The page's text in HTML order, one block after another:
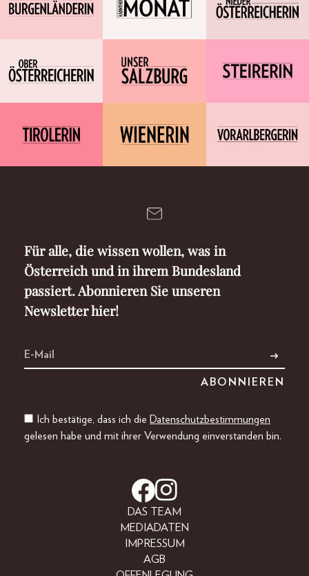
Für alle, die wissen wollen, was in
Österreich und in ihrem Bundesland
passiert. Abonnieren Sie unseren
Newsletter hier!
Ich bestätige, dass ich die Datenschutzbestimmungen
gelesen habe und mit ihrer Verwendung einverstanden bin.
DAS TEAM
MEDIADATEN
IMPRESSUM
AGB